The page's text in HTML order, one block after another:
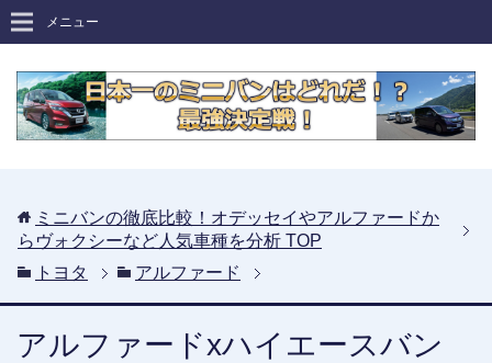
メニュー
ミニバンの徹底比較！オデッセイやアルファードか
らヴォクシーなど人気車種を分析 TOP
トヨタ
アルファード
アルファードxハイエースバン